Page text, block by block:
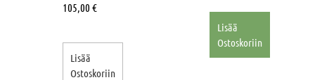
105,00 €
Lisää
Ostoskoriin
Lisää
Ostoskoriin